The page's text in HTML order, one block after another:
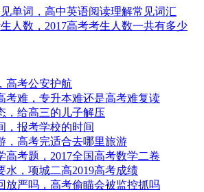
单词，高中英语阅读理解常见词汇
人数，2017高考考生人数一共有多少
高考公安护航
考难，专升本难还是高考难复读
，给高三的儿子解压
，报考学校的时间
，高考完适合去哪里旅游
高考题，2017全国高考数学二卷
水，项城二高2019高考成绩
放严吗，高考偷瞄会被监控抓吗